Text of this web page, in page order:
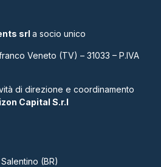
srl a socio unico
Veneto (TV) – 31033 – P.IVA
di direzione e coordinamento
Capital S.r.l
(BR)